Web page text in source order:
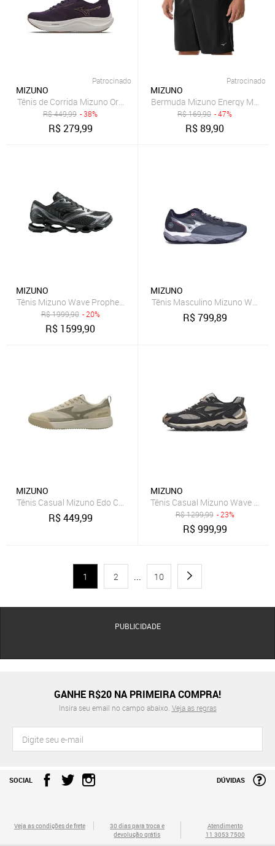
Patrocinado
MIZUNO
Tênis de Corrida Mizuno Oracle
R$449,99 - 38%
R$279,99
Patrocinado
MIZUNO
Bermuda Mizuno Energy M 7"
R$169,90 - 47%
R$89,90
MIZUNO
Tênis Mizuno Wave Prophecy LS Sport Unissex - Preto - Mizuno
R$1999,90 - 20%
R$ 1599,90
MIZUNO
Tênis Masculino Mizuno Wave
R$799,89
MIZUNO
Tênis Casual Mizuno Edo Cross Masculino
R$449,99
MIZUNO
Tênis Casual Mizuno Wave
R$1299,99 - 23%
R$999,99
1 2 ... 10
PUBLICIDADE
GANHE R$20 NA PRIMEIRA COMPRA!
Insira seu email no campo abaixo. Veja as regras
SOCIAL DÚVIDAS
Veja as condições de frete
30 dias para troca e
devolução grátis
Atendimento
11 3053 7500